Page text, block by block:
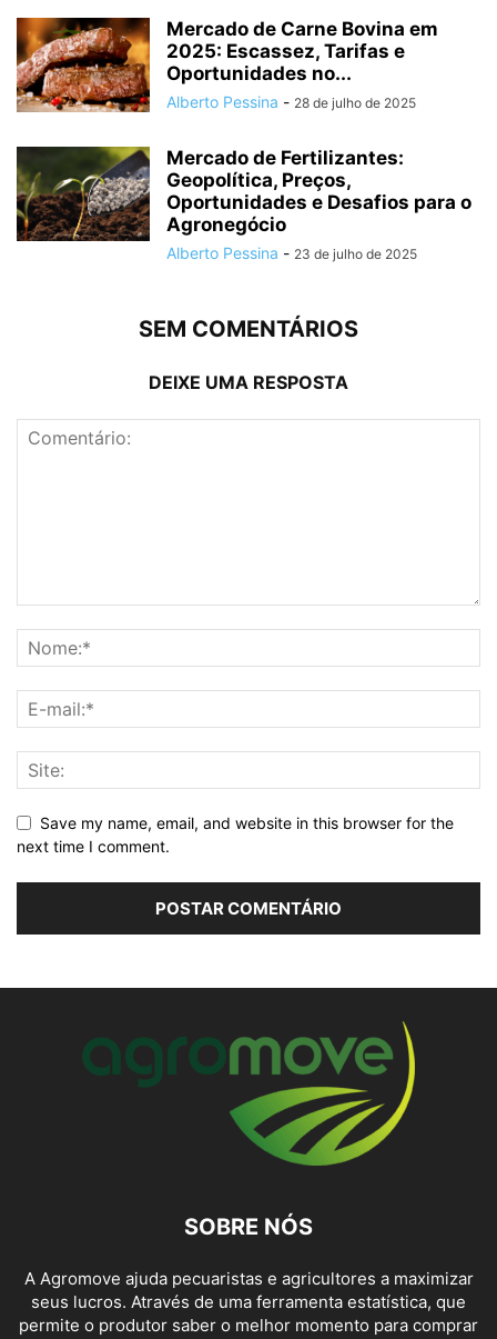
Mercado de Carne Bovina em
2025: Escassez, Tarifas e
Oportunidades no...
Alberto Pessina - 28 de julho de 2025
Mercado de Fertilizantes:
Geopolítica, Preços,
Oportunidades e Desafios para o
Agronegócio
Alberto Pessina - 23 de julho de 2025
SEM COMENTÁRIOS
DEIXE UMA RESPOSTA
Save my name, email, and website in this browser for the
next time I comment.
SOBRE NÓS
A Agromove ajuda pecuaristas e agricultores a maximizar
seus lucros. Através de uma ferramenta estatística, que
permite o produtor saber o melhor momento para comprar